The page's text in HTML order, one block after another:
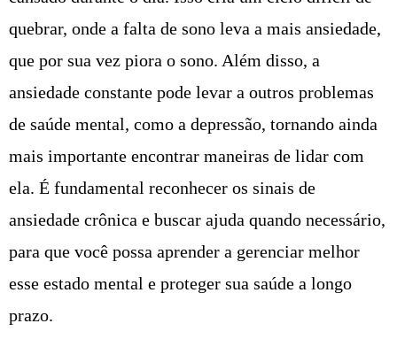
quebrar, onde a falta de sono leva a mais ansiedade,
que por sua vez piora o sono. Além disso, a
ansiedade constante pode levar a outros problemas
de saúde mental, como a depressão, tornando ainda
mais importante encontrar maneiras de lidar com
ela. É fundamental reconhecer os sinais de
ansiedade crônica e buscar ajuda quando necessário,
para que você possa aprender a gerenciar melhor
esse estado mental e proteger sua saúde a longo
prazo.